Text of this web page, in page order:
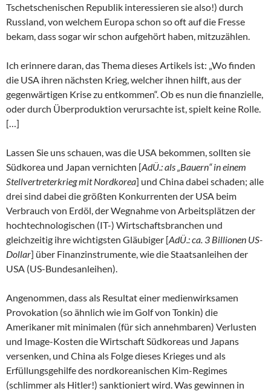
Tschetschenischen Republik interessieren sie also!) durch
Russland, von welchem Europa schon so oft auf die Fresse
bekam, dass sogar wir schon aufgehört haben, mitzuzählen.
Ich erinnere daran, das Thema dieses Artikels ist: „Wo finden
die USA ihren nächsten Krieg, welcher ihnen hilft, aus der
gegenwärtigen Krise zu entkommen“. Ob es nun die finanzielle,
oder durch Überproduktion verursachte ist, spielt keine Rolle.
[…]
Lassen Sie uns schauen, was die USA bekommen, sollten sie
Südkorea und Japan vernichten [AdÜ.: als „Bauern“ in einem
Stellvertreterkrieg mit Nordkorea] und China dabei schaden; alle
drei sind dabei die größten Konkurrenten der USA beim
Verbrauch von Erdöl, der Wegnahme von Arbeitsplätzen der
hochtechnologischen (IT-) Wirtschaftsbranchen und
gleichzeitig ihre wichtigsten Gläubiger [AdÜ.: ca. 3 Billionen US-
Dollar] über Finanzinstrumente, wie die Staatsanleihen der
USA (US-Bundesanleihen).
Angenommen, dass als Resultat einer medienwirksamen
Provokation (so ähnlich wie im Golf von Tonkin) die
Amerikaner mit minimalen (für sich annehmbaren) Verlusten
und Image-Kosten die Wirtschaft Südkoreas und Japans
versenken, und China als Folge dieses Krieges und als
Erfüllungsgehilfe des nordkoreanischen Kim-Regimes
(schlimmer als Hitler!) sanktioniert wird. Was gewinnen in